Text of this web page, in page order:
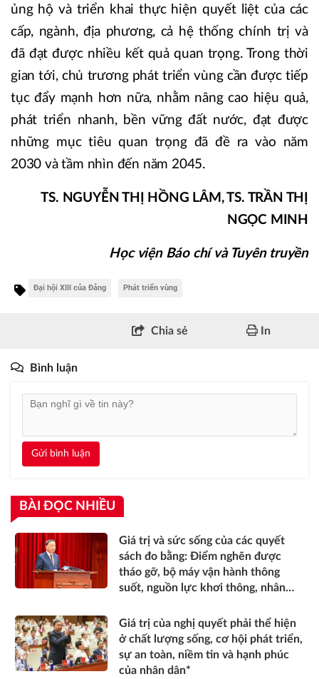
ủng hộ và triển khai thực hiện quyết liệt của các
cấp, ngành, địa phương, cả hệ thống chính trị và
đã đạt được nhiều kết quả quan trọng. Trong thời
gian tới, chủ trương phát triển vùng cần được tiếp
tục đẩy mạnh hơn nữa, nhằm nâng cao hiệu quả,
phát triển nhanh, bền vững đất nước, đạt được
những mục tiêu quan trọng đã đề ra vào năm
2030 và tầm nhìn đến năm 2045.
TS. NGUYỄN THỊ HỒNG LÂM, TS. TRẦN THỊ
NGỌC MINH
Học viện Báo chí và Tuyên truyền
Đại hội XIII của Đảng Phát triển vùng
Chia sẻ In
Bình luận
Gửi bình luận
BÀI ĐỌC NHIỀU
Giá trị và sức sống của các quyết
sách đo bằng: Điểm nghẽn được
tháo gỡ, bộ máy vận hành thông
suốt, nguồn lực khơi thông, nhân
hơn*
Giá trị của nghị quyết phải thể hiện
ở chất lượng sống, cơ hội phát triển,
sự an toàn, niềm tin và hạnh phúc
của nhân dân*